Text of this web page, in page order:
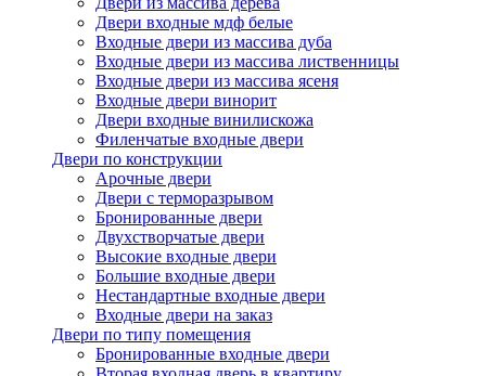
Двери входные мдф белые
Входные двери из массива дуба
Входные двери из массива лиственницы
Входные двери из массива ясеня
Входные двери винорит
Двери входные винилискожа
Филенчатые входные двери
Двери по конструкции
Арочные двери
Двери с терморазрывом
Бронированные двери
Двухстворчатые двери
Высокие входные двери
Большие входные двери
Нестандартные входные двери
Входные двери на заказ
Двери по типу помещения
Бронированные входные двери